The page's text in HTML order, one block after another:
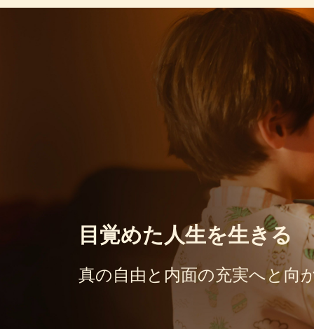
目覚めた人生を生きる
真の自由と 内面の充実へと向